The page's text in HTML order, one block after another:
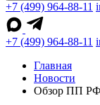
+7 (499) 964-88-11
+7 (499) 964-88-11
Главная
Новости
Обзор ПП РФ